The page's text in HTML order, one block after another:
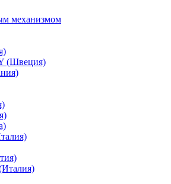
механизмом
(Швеция)